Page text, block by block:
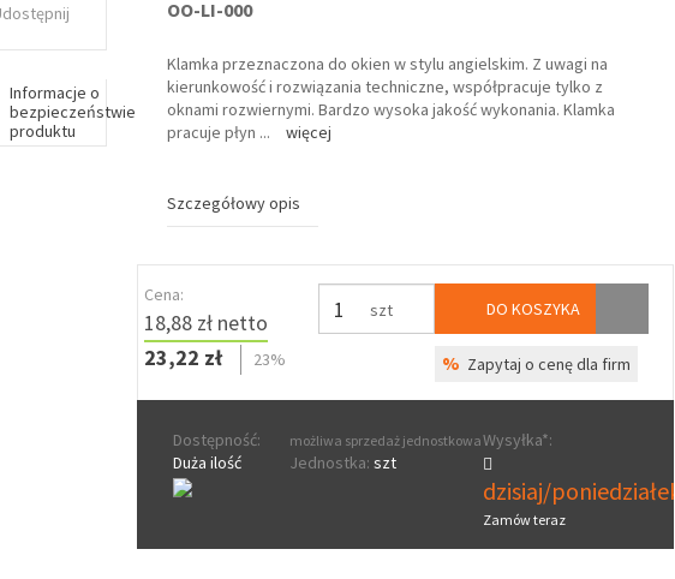
Informacje o
bezpieczeństwie
produktu
OO-LI-000
Klamka przeznaczona do okien w stylu angielskim. Z uwagi na
kierunkowość i rozwiązania techniczne, współpracuje tylko z
oknami rozwiernymi. Bardzo wysoka jakość wykonania. Klamka
pracuje płyn ... więcej
Szczegółowy opis
Cena:
18,88 zł netto
23,22 zł
23%
szt DO KOSZYKA
% Zapytaj o cenę dla firm
Dostępność:
Duża ilość
możliwa sprzedaż jednostkowa
Jednostka: szt
Wysyłka*:
dzisiaj/poniedziałek
Zamów teraz